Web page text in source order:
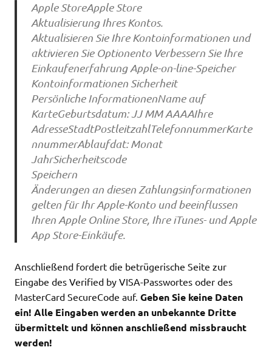
Apple StoreApple Store
Aktualisierung Ihres Kontos.
Aktualisieren Sie Ihre Kontoinformationen und
aktivieren Sie Optionento Verbessern Sie Ihre
Einkaufenerfahrung Apple-on-line-Speicher
Kontoinformationen Sicherheit
Persönliche InformationenName auf
KarteGeburtsdatum: JJ MM AAAAIhre
AdresseStadtPostleitzahlTelefonnummerKarte
nnummerAblaufdat: Monat
JahrSicherheitscode
Speichern
Änderungen an diesen Zahlungsinformationen
gelten für Ihr Apple-Konto und beeinflussen
Ihren Apple Online Store, Ihre iTunes- und Apple
App Store-Einkäufe.
Anschließend fordert die betrügerische Seite zur
Eingabe des Verified by VISA-Passwortes oder des
MasterCard SecureCode auf. Geben Sie keine Daten
ein! Alle Eingaben werden an unbekannte Dritte
übermittelt und können anschließend missbraucht
werden!